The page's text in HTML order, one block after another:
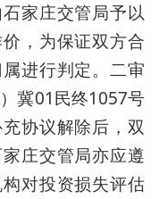
家庄交管局予以
，为保证双方合
进行判定。二审
冀01民终1057号
协议解除后，双
庄交管局亦应遵
对投资损失评估